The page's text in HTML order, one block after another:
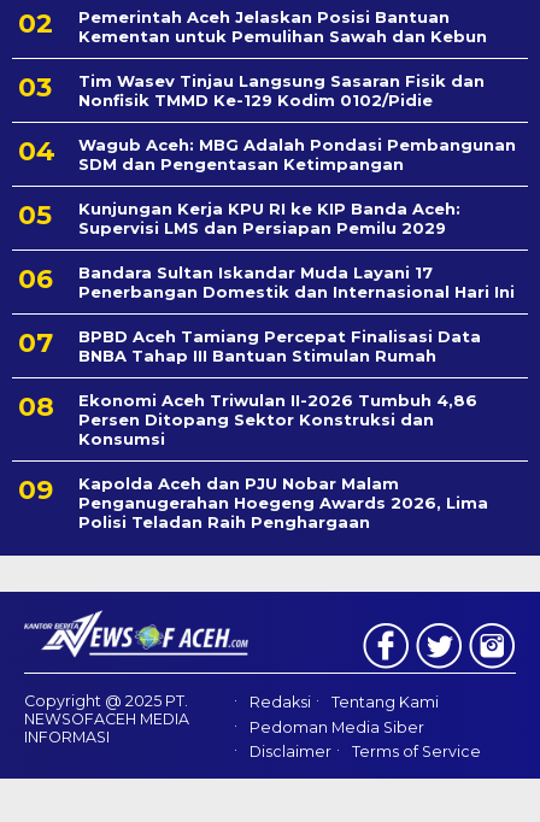
Pemerintah Aceh Jelaskan Posisi Bantuan
Kementan untuk Pemulihan Sawah dan Kebun
Tim Wasev Tinjau Langsung Sasaran Fisik dan
Nonfisik TMMD Ke-129 Kodim 0102/Pidie
Wagub Aceh: MBG Adalah Pondasi Pembangunan
SDM dan Pengentasan Ketimpangan
Kunjungan Kerja KPU RI ke KIP Banda Aceh:
Supervisi LMS dan Persiapan Pemilu 2029
Bandara Sultan Iskandar Muda Layani 17
Penerbangan Domestik dan Internasional Hari Ini
BPBD Aceh Tamiang Percepat Finalisasi Data
BNBA Tahap III Bantuan Stimulan Rumah
Ekonomi Aceh Triwulan II-2026 Tumbuh 4,86
Persen Ditopang Sektor Konstruksi dan
Konsumsi
Kapolda Aceh dan PJU Nobar Malam
Penganugerahan Hoegeng Awards 2026, Lima
Polisi Teladan Raih Penghargaan
Copyright @ 2025 PT.
NEWSOFACEH MEDIA
INFORMASI
Redaksi
Tentang Kami
Pedoman Media Siber
Disclaimer
Terms of Service